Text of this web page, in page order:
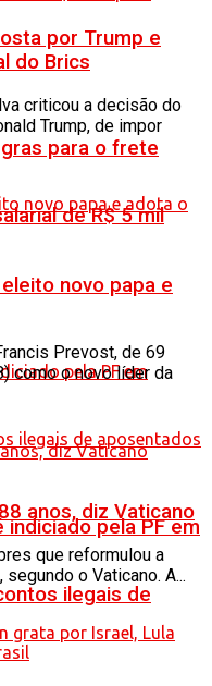
para o frete
de R$ 5 mil
pela PF em
ilegais de
por Trump e
do Brics
criticou a decisão do
Trump, de impor
novo papa e
Prevost, de 69
como o novo líder da
anos, diz Vaticano
que reformulou a
o Vaticano. A...